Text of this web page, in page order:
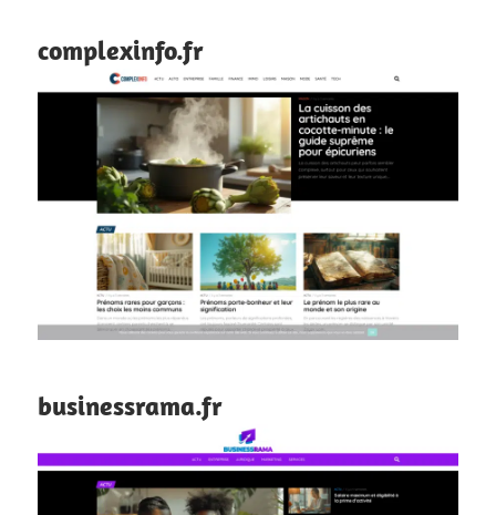
complexinfo.fr
businessrama.fr